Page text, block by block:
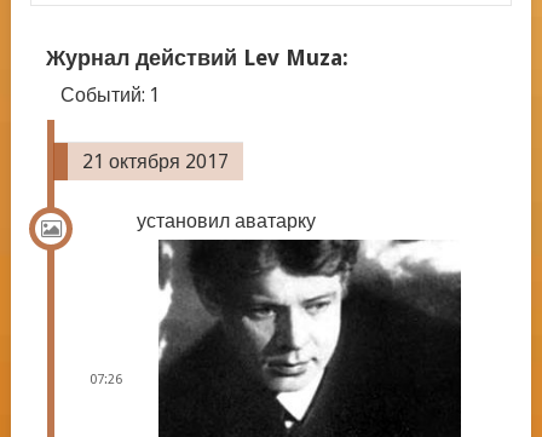
Журнал действий Lev Muza:
Событий: 1
21 октября 2017
07:26
установил аватарку